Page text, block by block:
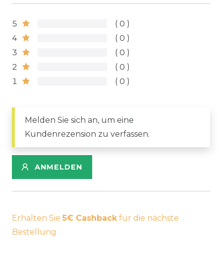
5
0
4
0
3
0
2
0
1
0
Melden Sie sich an, um eine
Kundenrezension zu verfassen.
ANMELDEN
Erhalten Sie 5€ Cashbackfür die nächste
Bestellung